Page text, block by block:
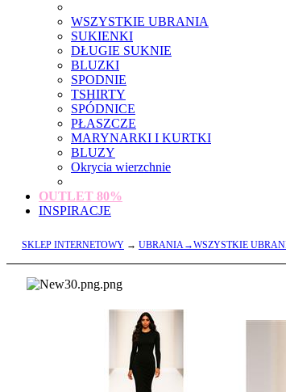
WSZYSTKIE UBRANIA
SUKIENKI
DŁUGIE SUKNIE
BLUZKI
SPODNIE
TSHIRTY
SPÓDNICE
PŁASZCZE
MARYNARKI I KURTKI
BLUZY
Okrycia wierzchnie
OUTLET 80%
INSPIRACJE
SKLEP INTERNETOWY → UBRANIA→WSZYSTKIE